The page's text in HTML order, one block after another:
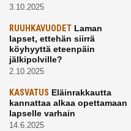
3.10.2025
RUUHKAVUODET Laman
lapset, ettehän siirrä
köyhyyttä eteenpäin
jälkipolville?
2.10.2025
KASVATUS Eläinrakkautta
kannattaa alkaa opettamaan
lapselle varhain
14.6.2025